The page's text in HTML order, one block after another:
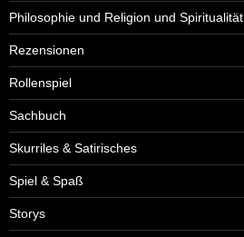
Philosophie und Religion und Spiritualität
Rezensionen
Rollenspiel
Sachbuch
Skurriles & Satirisches
Spiel & Spaß
Storys